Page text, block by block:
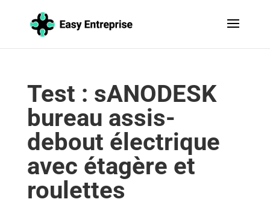
Test : sANODESK
bureau assis-
debout électrique
avec étagère et
roulettes